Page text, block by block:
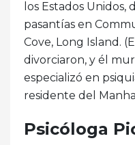
los Estados
pasantías en
Cove, Long Island.
divorciaron, y él
especializó en
residente del
Psicóloga